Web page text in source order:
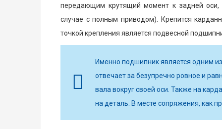
передающим крутящий момент к задней
случае с полным приводом). Крепится
точкой крепления является подвесной
Именно подшипник является одним
отвечает за безупречно ровное и
вала вокруг своей оси. Также на
на деталь. В месте сопряжения, как